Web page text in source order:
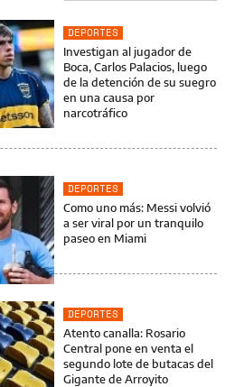
DEPORTES
Investigan al jugador de
Boca, Carlos Palacios, luego
de la detención de su suegro
en una causa por
narcotráfico
DEPORTES
Como uno más: Messi volvió
a ser viral por un tranquilo
paseo en Miami
DEPORTES
Atento canalla: Rosario
Central pone en venta el
segundo lote de butacas del
Gigante de Arroyito